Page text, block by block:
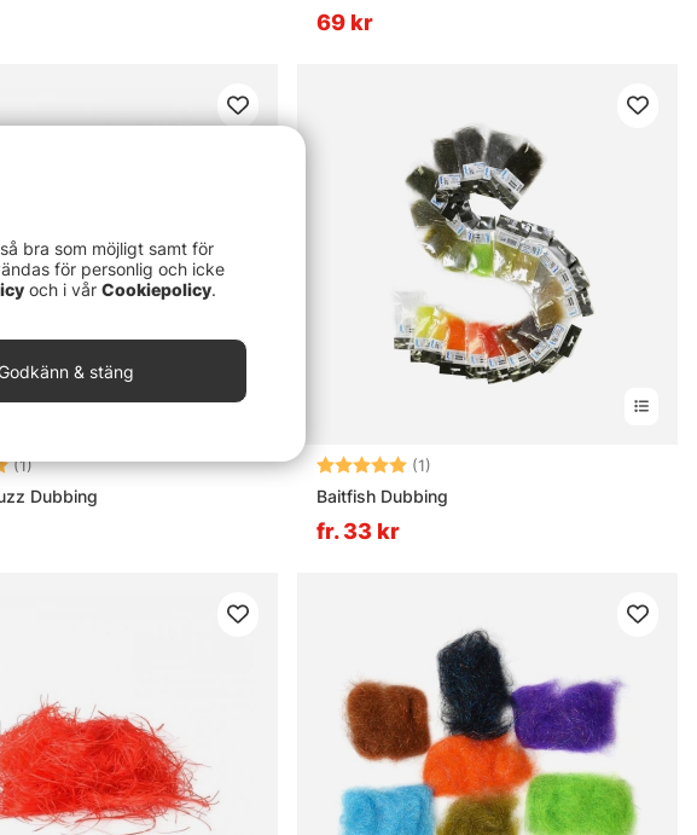
69 kr
(1)5.0 utav 5 stjärnor
Dubbing
Betyg: (1)
Baitfish Dubbing
fr. 33 kr
bra som möjligt samt för
för personlig och icke
och i vår Cookiepolicy.
& stäng